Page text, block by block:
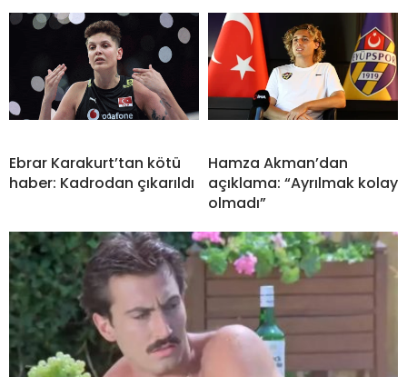
Ebrar Karakurt’tan kötü
haber: Kadrodan çıkarıldı
Hamza Akman’dan
açıklama: “Ayrılmak kolay
olmadı”